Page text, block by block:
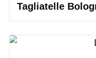
Tagliatelle